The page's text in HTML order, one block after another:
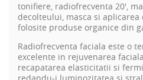
tonifiere, radiofrecventa 20',
decolteului, masca si
folosite produse organice din
Radiofrecventa faciala este o
excelente in rejuvenarea
recapatarea elasticitatii si